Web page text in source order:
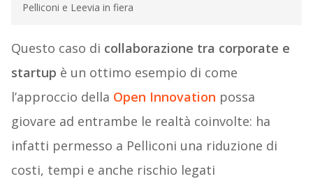
Pelliconi e Leevia in fiera
Questo caso di collaborazione tra corporate e
startup è un ottimo esempio di come
l’approccio della Open Innovation possa
giovare ad entrambe le realtà coinvolte: ha
infatti permesso a Pelliconi una riduzione di
costi, tempi e anche rischio legati